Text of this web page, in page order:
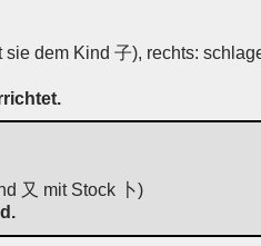
dem Kind 子), rechts:
又 mit Stock 卜)